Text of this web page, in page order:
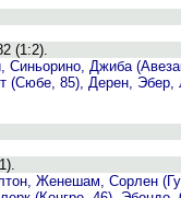
(1:2).
Джиба
(Сюбе, 85), Дерен, Эбер,
Женешам, Сорлен